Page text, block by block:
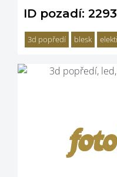
ID pozadí: 2293
3d popředí blesk